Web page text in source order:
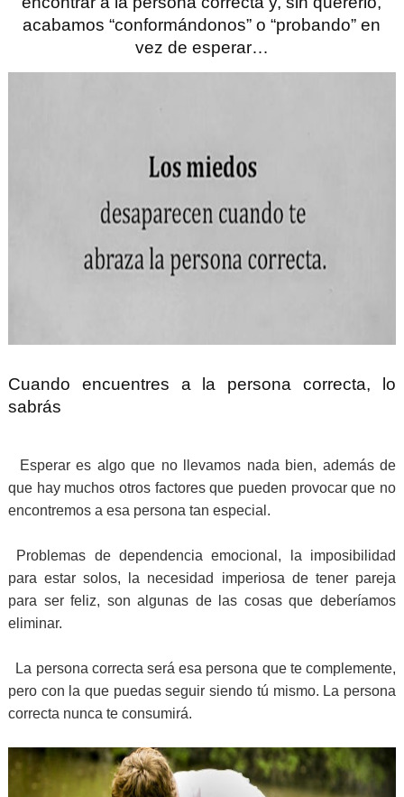
acabamos “conformándonos” o “probando” en
vez de esperar…
Cuando encuentres a la persona correcta, lo
sabrás
Esperar es algo que no llevamos nada bien, además de
que hay muchos otros factores que pueden provocar que no
encontremos a esa persona tan especial.
Problemas de dependencia emocional, la imposibilidad
para estar solos, la necesidad imperiosa de tener pareja
para ser feliz, son algunas de las cosas que deberíamos
eliminar.
La persona correcta será esa persona que te complemente,
pero con la que puedas seguir siendo tú mismo. La persona
correcta nunca te consumirá.